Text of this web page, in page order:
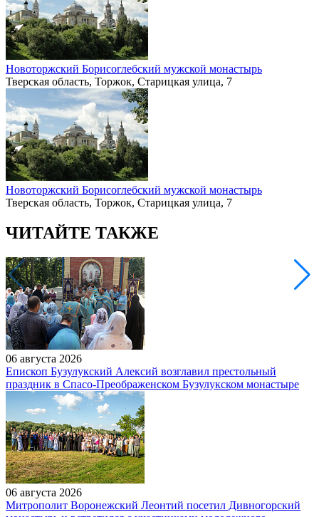
Новоторжский Борисоглебский мужской монастырь
Тверская область, Торжок, Старицкая улица, 7
Новоторжский Борисоглебский мужской монастырь
Тверская область, Торжок, Старицкая улица, 7
ЧИТАЙТЕ ТАКЖЕ
06 августа 2026
Епископ Бузулукский Алексий возглавил престольный
праздник в Спасо-Преображенском Бузулукском монастыре
06 августа 2026
Митрополит Воронежский Леонтий посетил Дивногорский